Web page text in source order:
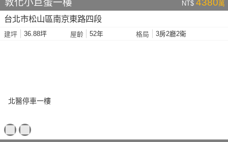
敦化小巨蛋一樓 NT$ 4380萬
台北市松山區南京東路四段
建坪 36.88坪 屋齡 52年 格局 3房2廳2衛